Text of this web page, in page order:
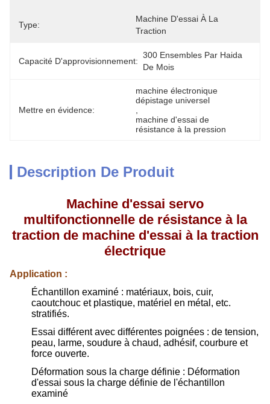
Type:
Machine D'essai À La
Traction
Capacité D'approvisionnement:
300 Ensembles Par Haida
De Mois
Mettre en évidence:
machine électronique
dépistage universel
machine d'essai de
résistance à la pression
Description De Produit
Machine d'essai servo
multifonctionnelle de résistance à la
traction de machine d'essai à la traction
électrique
Application :
Échantillon examiné : matériaux, bois, cuir,
caoutchouc et plastique, matériel en métal, etc.
stratifiés.
Essai différent avec différentes poignées : de tension,
peau, larme, soudure à chaud, adhésif, courbure et
force ouverte.
Déformation sous la charge définie : Déformation
d'essai sous la charge définie de l'échantillon
examiné